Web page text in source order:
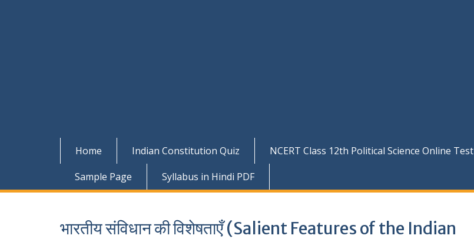
Home Indian Constitution Quiz NCERT Class 12th Political Science Online Test
Sample Page
Syllabus in Hindi PDF
भारतीय संविधान की विशेषताएँ (Salient Features of the Indian